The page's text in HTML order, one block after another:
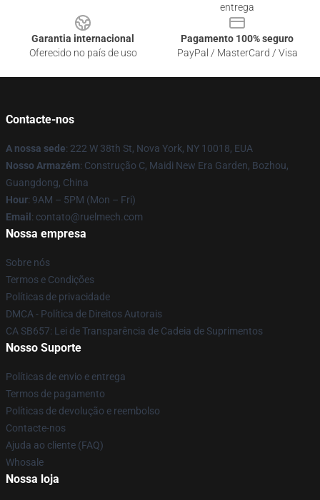
entrega
Garantia internacional
Oferecido no país de uso
Pagamento 100% seguro
PayPal / MasterCard / Visa
Contacte-nos
A nossa sede: 222 W 38th St, Nova York, NY 10018, EUA
Nosso Armazém: Construção C, Maidi New Era Garden, Bozhou,
Guangdong, China
Hour: 9AM – 5PM (Mon – Fri)
Email : contato@ruelmech.com
Nossa empresa
Sobre nós
Termos e Condições
Políticas de privacidade
DMCA - Política de Direitos Autorais
CA SB657: Lei de Transparência de Cadeia de Suprimentos
Nosso Suporte
Políticas de envio e entrega
Termos de pagamento
Políticas de devolução e reembolso
Contacte-nos
Ajuda ao cliente (FAQ)
Whosale
Nossa loja